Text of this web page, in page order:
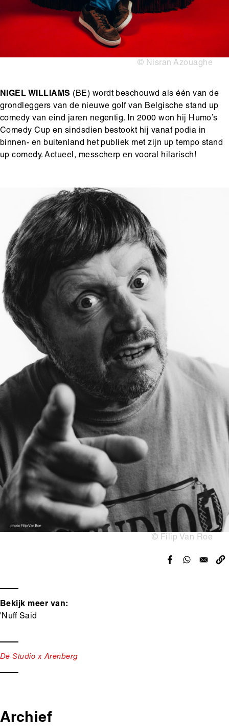
© Nisran Azouaghe
NIGEL WILLIAMS (BE) wordt beschouwd als één van de
grondleggers van de nieuwe golf van Belgische stand up
comedy van eind jaren negentig. In 2000 won hij Humo’s
Comedy Cup en sindsdien bestookt hij vanaf podia in
binnen- en buitenland het publiek met zijn up tempo stand
up comedy. Actueel, messcherp en vooral hilarisch!
content
© Filip Van Roe
Bekijk meer van:
'Nuff Said
Tags
De Studio x Arenberg
Archief